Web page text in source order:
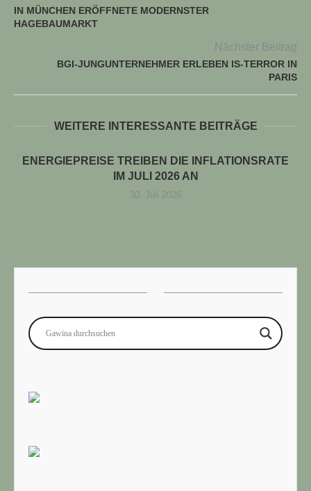
IN MÜNCHEN ERÖFFNETE MODERNSTER
HAGEBAUMARKT
Nächster Beitrag
BGI-JUNGUNTERNEHMER ERLEBEN IS-TERROR IN
PARIS
WEITERE INTERESSANTE BEITRÄGE
ENERGIEPREISE TREIBEN DIE INFLATIONSRATE
IM JULI 2026 AN
30. Juli 2026